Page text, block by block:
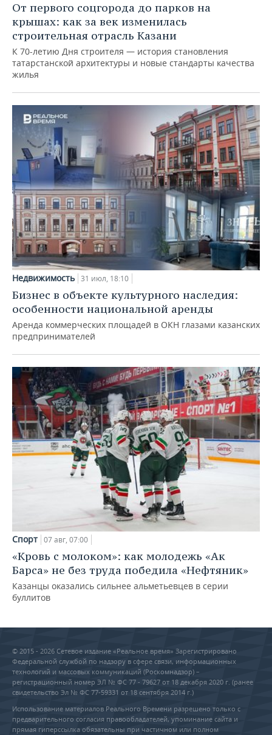
От первого соцгорода до парков на
крышах: как за век изменилась
строительная отрасль Казани
К 70-летию Дня строителя — история становления
татарстанской архитектуры и новые стандарты качества
жилья
Недвижимость 31 июл, 18:10
Бизнес в объекте культурного наследия:
особенности национальной аренды
Аренда коммерческих площадей в ОКН глазами казанских
предпринимателей
Спорт 07 авг, 07:00
«Кровь с молоком»: как молодежь «Ак
Барса» не без труда победила «Нефтяник»
Казанцы оказались сильнее альметьевцев в серии
буллитов
© 2015 - 2026 Сетевое издание «Реальное время» Зарегистрировано
Федеральной службой по надзору в сфере связи, информационных
технологий и массовых коммуникаций (Роскомнадзор) –
регистрационный номер ЭЛ № ФС 77 - 79627 от 18 декабря 2020 г. (ранее
свидетельство Эл № ФС 77-59331 от 18 сентября 2014 г.)
Использование материалов Реального Времени разрешено только с
предварительного согласия правообладателей, упоминание сайта и
прямая гиперссылка обязательны при частичном или полном